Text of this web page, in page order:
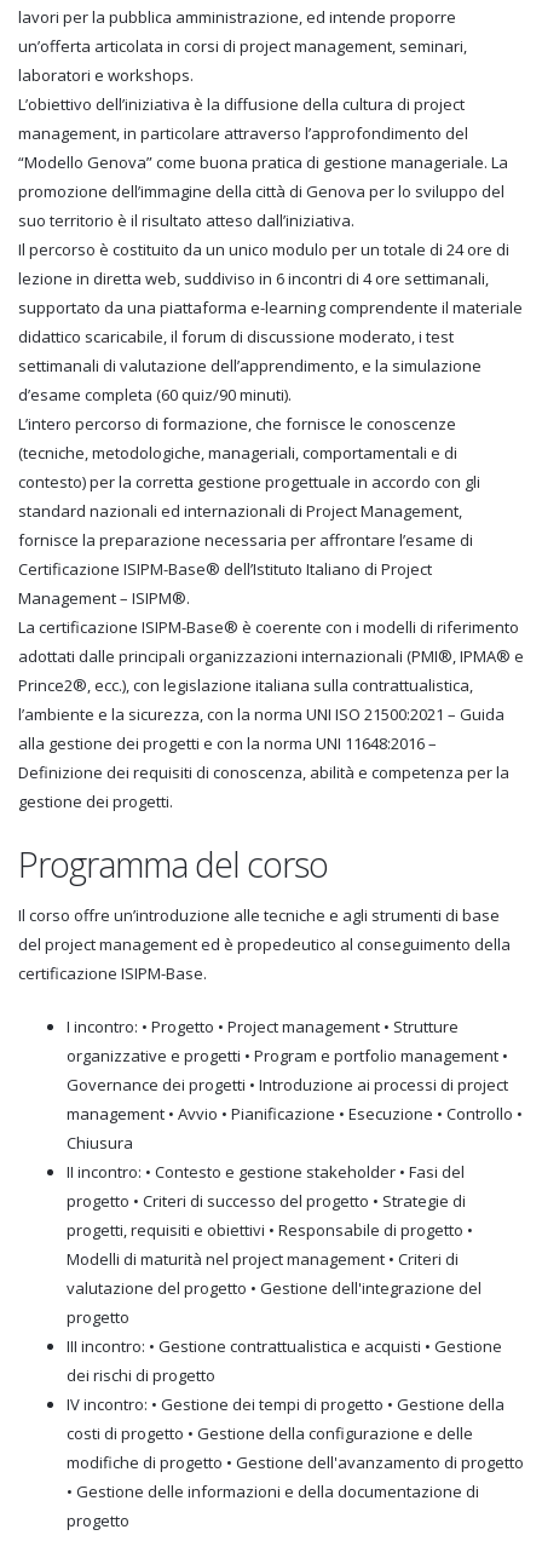
lavori per la pubblica amministrazione, ed intende proporre
un’offerta articolata in corsi di project management, seminari,
laboratori e workshops.
L’obiettivo dell’iniziativa è la diffusione della cultura di project
management, in particolare attraverso l’approfondimento del
“Modello Genova” come buona pratica di gestione manageriale. La
promozione dell’immagine della città di Genova per lo sviluppo del
suo territorio è il risultato atteso dall’iniziativa.
Il percorso è costituito da un unico modulo per un totale di 24 ore di
lezione in diretta web, suddiviso in 6 incontri di 4 ore settimanali,
supportato da una piattaforma e-learning comprendente il materiale
didattico scaricabile, il forum di discussione moderato, i test
settimanali di valutazione dell’apprendimento, e la simulazione
d’esame completa (60 quiz/90 minuti).
L’intero percorso di formazione, che fornisce le conoscenze
(tecniche, metodologiche, manageriali, comportamentali e di
contesto) per la corretta gestione progettuale in accordo con gli
standard nazionali ed internazionali di Project Management,
fornisce la preparazione necessaria per affrontare l’esame di
Certificazione ISIPM-Base® dell’Istituto Italiano di Project
Management – ISIPM®.
La certificazione ISIPM-Base® è coerente con i modelli di riferimento
adottati dalle principali organizzazioni internazionali (PMI®, IPMA® e
Prince2®, ecc.), con legislazione italiana sulla contrattualistica,
l’ambiente e la sicurezza, con la norma UNI ISO 21500:2021 – Guida
alla gestione dei progetti e con la norma UNI 11648:2016 –
Definizione dei requisiti di conoscenza, abilità e competenza per la
gestione dei progetti.
Programma del corso
Il corso offre un’introduzione alle tecniche e agli strumenti di base
del project management ed è propedeutico al conseguimento della
certificazione ISIPM-Base.
I incontro: • Progetto • Project management • Strutture
organizzative e progetti • Program e portfolio management •
Governance dei progetti • Introduzione ai processi di project
management • Avvio • Pianificazione • Esecuzione • Controllo •
Chiusura
II incontro: • Contesto e gestione stakeholder • Fasi del
progetto • Criteri di successo del progetto • Strategie di
progetti, requisiti e obiettivi • Responsabile di progetto •
Modelli di maturità nel project management • Criteri di
valutazione del progetto • Gestione dell'integrazione del
progetto
III incontro: • Gestione contrattualistica e acquisti • Gestione
dei rischi di progetto
IV incontro: • Gestione dei tempi di progetto • Gestione della
costi di progetto • Gestione della configurazione e delle
modifiche di progetto • Gestione dell'avanzamento di progetto
• Gestione delle informazioni e della documentazione di
progetto